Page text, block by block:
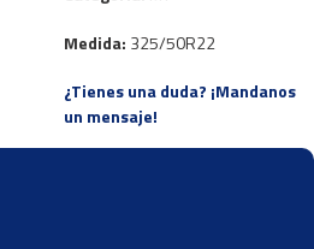
Medida: 325/50R22
¿Tienes una duda? ¡Mandanos
un mensaje!